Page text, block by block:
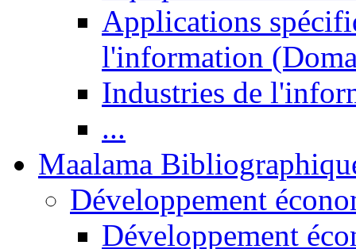
Applications
l'information
Industries de
...
Maalama
Développement
Développement